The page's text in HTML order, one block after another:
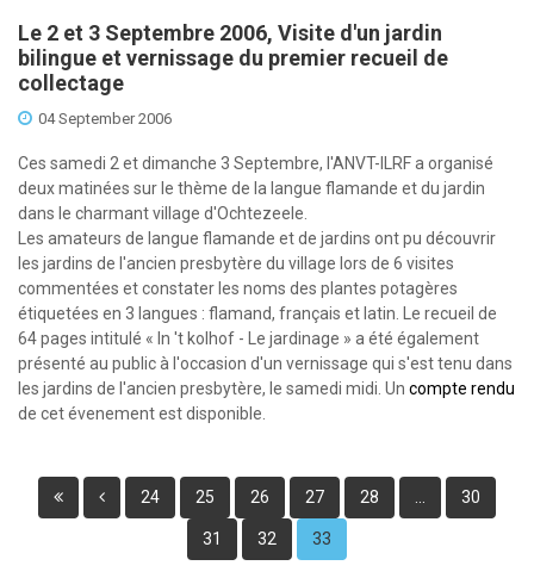
Le 2 et 3 Septembre 2006, Visite d'un jardin
bilingue et vernissage du premier recueil de
collectage
04 September 2006
Ces samedi 2 et dimanche 3 Septembre, l'ANVT-ILRF a organisé
deux matinées sur le thème de la langue flamande et du jardin
dans le charmant village d'Ochtezeele.
Les amateurs de langue flamande et de jardins ont pu découvrir
les jardins de l'ancien presbytère du village lors de 6 visites
commentées et constater les noms des plantes potagères
étiquetées en 3 langues : flamand, français et latin. Le recueil de
64 pages intitulé « In 't kolhof - Le jardinage » a été également
présenté au public à l'occasion d'un vernissage qui s'est tenu dans
les jardins de l'ancien presbytère, le samedi midi. Un compte rendu
de cet évenement est disponible.
24 25 26 27 28 30
31 32 33